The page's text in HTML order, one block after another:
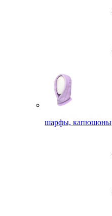
шарфы, капюшоны